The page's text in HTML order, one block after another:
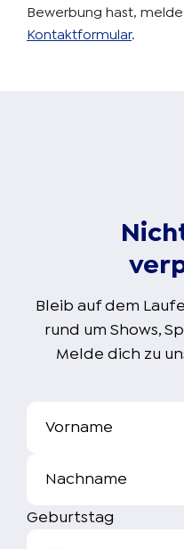
Bewerbung hast,
Kontaktformular.
Bleib auf dem
rund um Shows,
Melde dich zu
Vorname
Nachname
Geburtstag